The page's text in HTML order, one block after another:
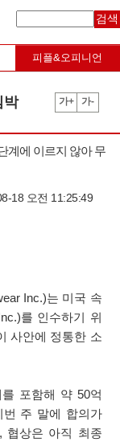
검색
피플&오피니언
박 가+ 가-
계에 이르지 않아 무
18 오전 11:25:49
Inc.)는 미국 속
를 인수하기 위
사안에 정통한 소
포함해 약 50억
주 말에 합의가
협상은 아직 최종